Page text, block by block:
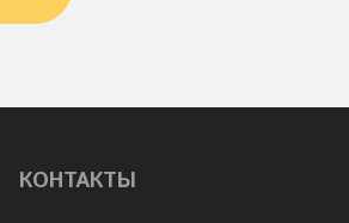
КОНТАКТЫ